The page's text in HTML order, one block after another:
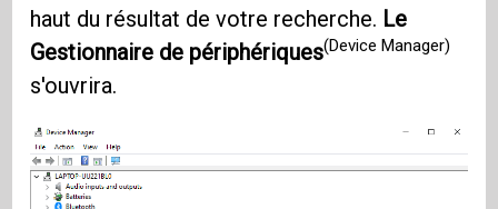
haut du résultat de votre recherche. Le
Gestionnaire de périphériques(Device Manager)
s'ouvrira.